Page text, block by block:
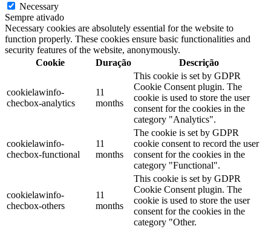
Necessary
Sempre ativado
Necessary cookies are absolutely essential for the website to
function properly. These cookies ensure basic functionalities and
security features of the website, anonymously.
Cookie
Duração Descrição
cookielawinfo-
checbox-analytics
11
months
This cookie is set by GDPR
Cookie Consent plugin. The
cookie is used to store the user
consent for the cookies in the
category "Analytics".
cookielawinfo-
checbox-functional
11
months
The cookie is set by GDPR
cookie consent to record the user
consent for the cookies in the
category "Functional".
cookielawinfo-
checbox-others
11
months
This cookie is set by GDPR
Cookie Consent plugin. The
cookie is used to store the user
consent for the cookies in the
category "Other.